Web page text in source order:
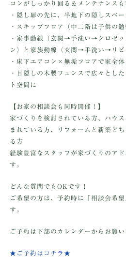
コンがしっかり回る＆メンテナンスも
・隠し扉の先に、半地下の隠しスペー
・スキップフロア（中二階は子供の勉
・家事動線（玄関→手洗い→クロゼ
ン）と家族動線（玄関→手洗い→リビ
・床下エアコン×無垢フロアで家全
・目隠しの木製フェンスで広々とし
ト空間に
【お家の相談会も同時開催！】
家づくりを検討されている方、ハウ
まれている方、リフォームと新築ど
る方
経験豊富なスタッフが家づくりのア
す。
どんな質問でもOKです！
ご希望の方は、予約時に「相談会希
す。
ご予約は下部のカレンダーからお願い
★ご予約はコチラ★